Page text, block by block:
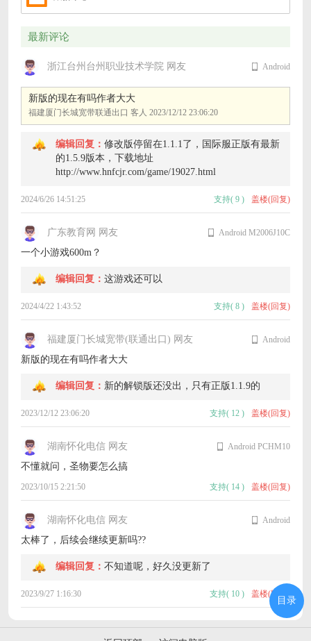
最新评论
浙江台州台州职业技术学院 网友
2024/6/26 14:51:25
新版的现在有吗作者大大
福建厦门长城宽带联通出口 客人 2023/12/12 23:06:20
Android
支持( 9) 盖楼(回复)
编辑回复： 修改版停留在1.1.1了，国际服正版有最新
的1.5.9版本，下载地址
http://www.hnfcjr.com/game/19027.html
广东教育网 网友
2024/4/22 1:43:52
一个小游戏600m？
Android M2006J10C
支持( 8) 盖楼(回复)
编辑回复： 这游戏还可以
福建厦门长城宽带(联通出口) 网友
2023/12/12 23:06:20
新版的现在有吗作者大大
Android
支持( 12) 盖楼(回复)
编辑回复： 新的解锁版还没出，只有正版1.1.9的
湖南怀化电信 网友
2023/10/15 2:21:50
不懂就问，圣物要怎么搞
Android PCHM10
支持( 14) 盖楼(回复)
湖南怀化电信 网友
2023/9/27 1:16:30
太棒了，后续会继续更新吗??
Android
支持( 10) 盖楼(回复)
编辑回复： 不知道呢，好久没更新了
目录